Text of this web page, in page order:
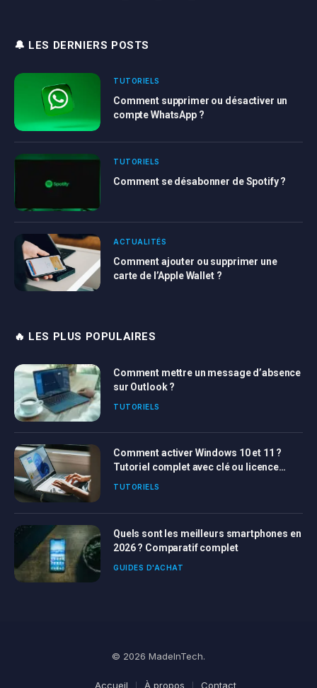
🔔 LES DERNIERS POSTS
TUTORIELS
Comment supprimer ou désactiver un
compte WhatsApp ?
TUTORIELS
Comment se désabonner de Spotify ?
ACTUALITÉS
Comment ajouter ou supprimer une
carte de l’Apple Wallet ?
🔥 LES PLUS POPULAIRES
Comment mettre un message d’absence
sur Outlook ?
TUTORIELS
Comment activer Windows 10 et 11 ?
Tutoriel complet avec clé ou licence
Windows
TUTORIELS
Quels sont les meilleurs smartphones en
2026 ? Comparatif complet
GUIDES D'ACHAT
© 2026 MadeInTech.
Accueil À propos Contact